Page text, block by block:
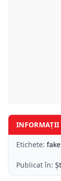
INFORMAȚII
Etichete:
Publicat în: